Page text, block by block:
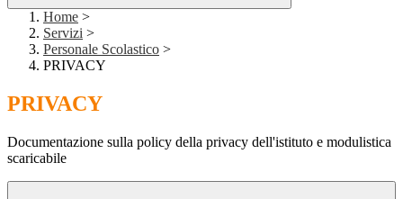
Home >
Servizi >
Personale Scolastico >
PRIVACY
PRIVACY
Documentazione sulla policy della privacy dell'istituto e modulistica
scaricabile